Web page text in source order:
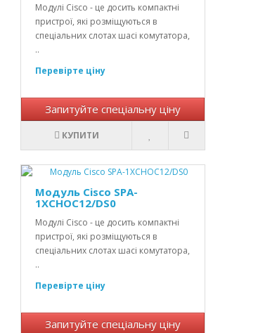
Модулі Cisco - це досить компактні
пристрої, які розміщуються в
спеціальних слотах шасі комутатора,
..
Перевірте ціну
Запитуйте спеціальну ціну
КУПИТИ
Модуль Cisco SPA-
1XCHOC12/DS0
Модулі Cisco - це досить компактні
пристрої, які розміщуються в
спеціальних слотах шасі комутатора,
..
Перевірте ціну
Запитуйте спеціальну ціну